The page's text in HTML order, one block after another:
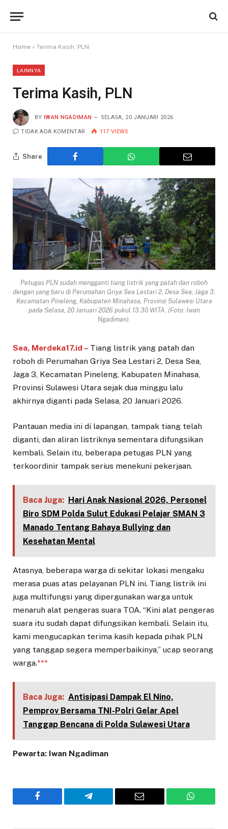
Home » Terima Kasih, PLN
LAINNYA
Terima Kasih, PLN
BY IWAN NGADIMAN SELASA, 20 JANUARI 2026
TIDAK ADA KOMENTAR 117 VIEWS
Share
Petugas PLN sudah mengganti tiang listrik yang patah dan roboh
dengan yang baru di Perumahan Griya Sea Lestari 2, Desa Sea, Jaga 3,
Kecamatan Pineleng, Kabupaten Minahasa, Provinsi Sulawesi Utara
pada Selasa, 20 Januari 2026 pukul 13.30 WITA. (Foto: Iwan
Ngadiman).
Sea, Merdeka17.id – Tiang listrik yang patah dan
roboh di Perumahan Griya Sea Lestari 2, Desa Sea,
Jaga 3, Kecamatan Pineleng, Kabupaten Minahasa,
Provinsi Sulawesi Utara sejak dua minggu lalu
akhirnya diganti pada Selasa, 20 Januari 2026.
Pantauan media ini di lapangan, tampak tiang telah
diganti, dan aliran listriknya sementara difungsikan
kembali. Selain itu, beberapa petugas PLN yang
terkoordinir tampak serius menekuni pekerjaan.
Baca Juga: Hari Anak Nasional 2026, Personel
Biro SDM Polda Sulut Edukasi Pelajar SMAN 3
Manado Tentang Bahaya Bullying dan
Kesehatan Mental
Atasnya, beberapa warga di sekitar lokasi mengaku
merasa puas atas pelayanan PLN ini. Tiang listrik ini
juga multifungsi yang dipergunakan warga untuk
menaruh alat pengeras suara TOA. “Kini alat pengeras
suara itu sudah dapat difungsikan kembali. Selain itu,
kami mengucapkan terima kasih kepada pihak PLN
yang tanggap segera memperbaikinya,” ucap seorang
warga.***
Baca Juga: ​Antisipasi Dampak El Nino,
Pemprov Bersama TNI-Polri Gelar Apel
Tanggap Bencana di Polda Sulawesi Utara
Pewarta: Iwan Ngadiman
Facebook Telegram Email